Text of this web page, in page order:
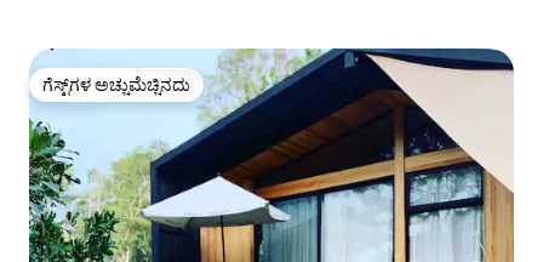
ಗೆಸ್ಟ್‌ಗಳ ಅಚ್ಚುಮೆಚ್ಚಿನದು
ಗೆಸ್ಟ್‌ಗಳ ಅಚ್ಚುಮೆಚ್ಚಿನದು